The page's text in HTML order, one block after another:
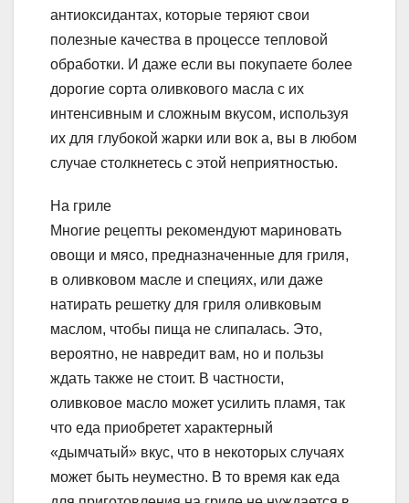
антиоксидантах, которые теряют свои
полезные качества в процессе тепловой
обработки. И даже если вы покупаете более
дорогие сорта оливкового масла с их
интенсивным и сложным вкусом, используя
их для глубокой жарки или вок а, вы в любом
случае столкнетесь с этой неприятностью.
На гриле
Многие рецепты рекомендуют мариновать
овощи и мясо, предназначенные для гриля,
в оливковом масле и специях, или даже
натирать решетку для гриля оливковым
маслом, чтобы пища не слипалась. Это,
вероятно, не навредит вам, но и пользы
ждать также не стоит. В частности,
оливковое масло может усилить пламя, так
что еда приобретет характерный
«дымчатый» вкус, что в некоторых случаях
может быть неуместно. В то время как еда